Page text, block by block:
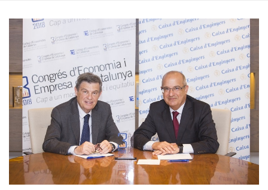
e
s